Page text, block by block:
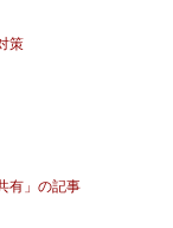
策
」の記事